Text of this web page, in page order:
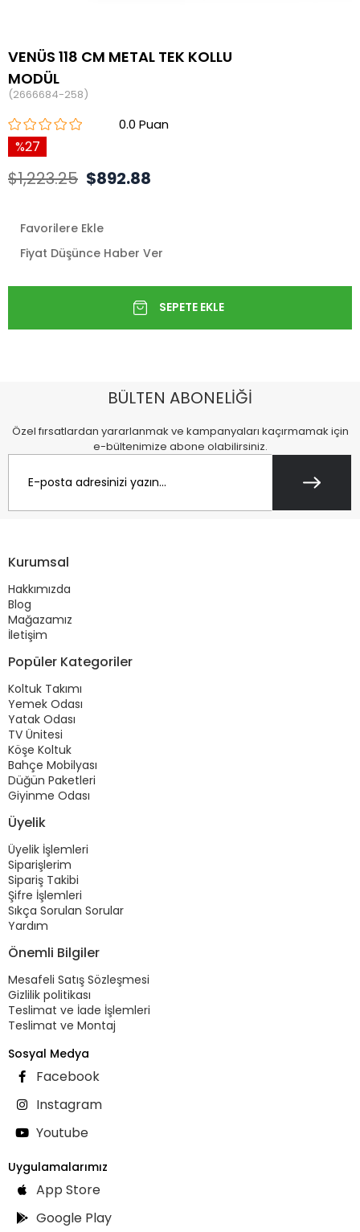
VENÜS 118 CM METAL TEK KOLLU
MODÜL
(2666684-258)
0.0
27
$1,223.25 $892.88
Favorilere Ekle
Fiyat Düşünce Haber Ver
BÜLTEN ABONELİĞİ
Özel fırsatlardan yararlanmak ve kampanyaları kaçırmamak için
e-bültenimize abone olabilirsiniz.
Kurumsal
Hakkımızda
Blog
Mağazamız
İletişim
Popüler Kategoriler
Koltuk Takımı
Yemek Odası
Yatak Odası
TV Ünitesi
Köşe Koltuk
Bahçe Mobilyası
Düğün Paketleri
Giyinme Odası
Üyelik
Üyelik İşlemleri
Siparişlerim
Sipariş Takibi
Şifre İşlemleri
Sıkça Sorulan Sorular
Yardım
Önemli Bilgiler
Mesafeli Satış Sözleşmesi
Gizlilik politikası
Teslimat ve İade İşlemleri
Teslimat ve Montaj
Sosyal Medya
Facebook
Instagram
Youtube
Uygulamalarımız
App Store
Google Play